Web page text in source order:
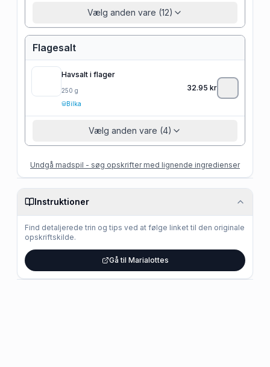
Vælg anden vare (12)
Flagesalt
Havsalt i flager
250 g
Bilka
32.95 kr
Vælg anden vare (4)
Undgå madspil - søg opskrifter med lignende ingredienser
Instruktioner
Find detaljerede trin og tips ved at følge linket til den originale
opskriftskilde.
Gå til Marialottes